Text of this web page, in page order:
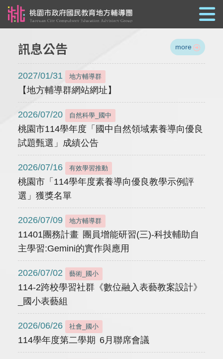
訊息公告 more
2027/01/31 地方輔導群
【地方輔導群網站網址】
2026/07/20 自然科學_國中
桃園市114學年度「國中自然領域素養導向優良
試題甄選」成績公告
2026/07/16 有效學習推動
桃園市「114學年度素養導向優良教學示例評
選」獲獎名單
2026/07/09 地方輔導群
11401團務計畫 團員增能研習(三)-科技輔助自
主學習:Gemini的實作與應用
2026/07/02 藝術_國小
114-2跨校學習社群《數位融入表藝教案設計》
_國小表藝組
2026/06/26 社會_國小
114學年度第二學期 6月聯席會議